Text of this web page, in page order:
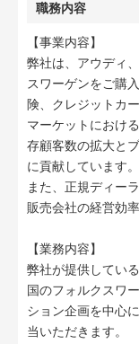
職務内容
【事業内容】
弊社は、アウディ
スワーゲンをご購
険、クレジットカ
マーケットにおけ
存顧客数の拡大と
に貢献しています。
また、正規ディー
販売会社の経営効
【業務内容】
弊社が提供してい
国のフォルクスワ
ション企画を中心
当いただきます。